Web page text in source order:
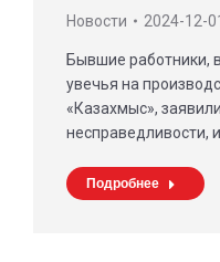
Новости 2024-12-01
Бывшие работники,
увечья на
«Казахмыс»,
несправедливости,
Подробнее